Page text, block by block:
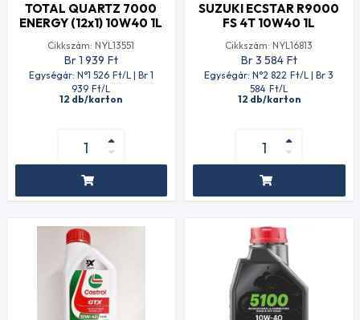
TOTAL QUARTZ 7000
ENERGY (12x1) 10W40 1L
Cikkszám: NYL13551
Br 1 939 Ft
Egységár: N°1 526 Ft/L | Br 1
939 Ft/L
12 db/karton
SUZUKI ECSTAR R9000
FS 4T 10W40 1L
Cikkszám: NYL16813
Br 3 584 Ft
Egységár: N°2 822 Ft/L | Br 3
584 Ft/L
12 db/karton